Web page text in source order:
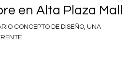
en Alta Plaza Mall
CONCEPTO DE DISEÑO, UNA